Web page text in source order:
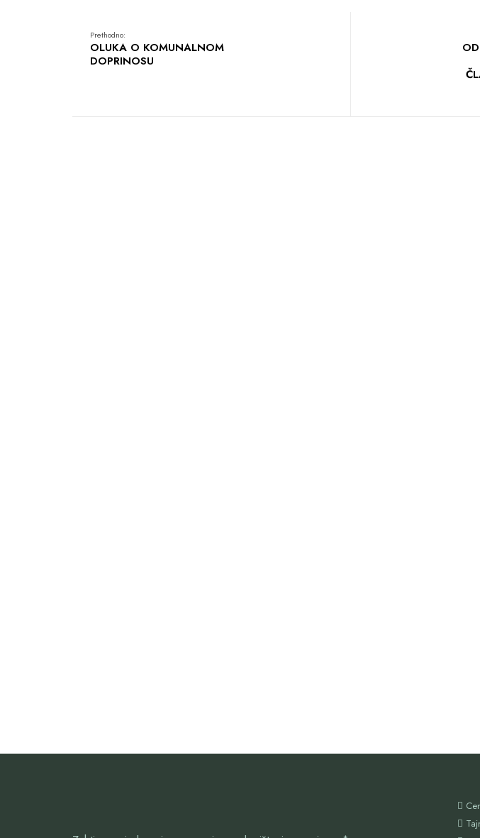
Prethodno:
OLUKA O KOMUNALNOM
DOPRINOSU